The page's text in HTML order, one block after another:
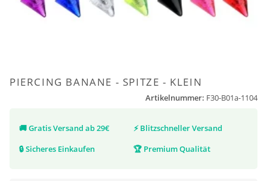
PIERCING BANANE - SPITZE - KLEIN
Artikelnummer: F30-B01a-1104
🚚Gratis Versand ab 29€ ⚡ Blitzschneller Versand
🔒Sicheres Einkaufen 🏆 Premium Qualität